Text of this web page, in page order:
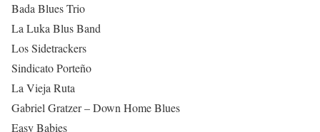
Bada Blues Trio
La Luka Blus Band
Los Sidetrackers
Sindicato Porteño
La Vieja Ruta
Gabriel Gratzer – Down Home Blues
Easy Babies